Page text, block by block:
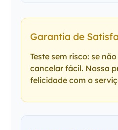
Garantia de
Teste sem risco: se
cancelar fácil. Nossa
felicidade com o